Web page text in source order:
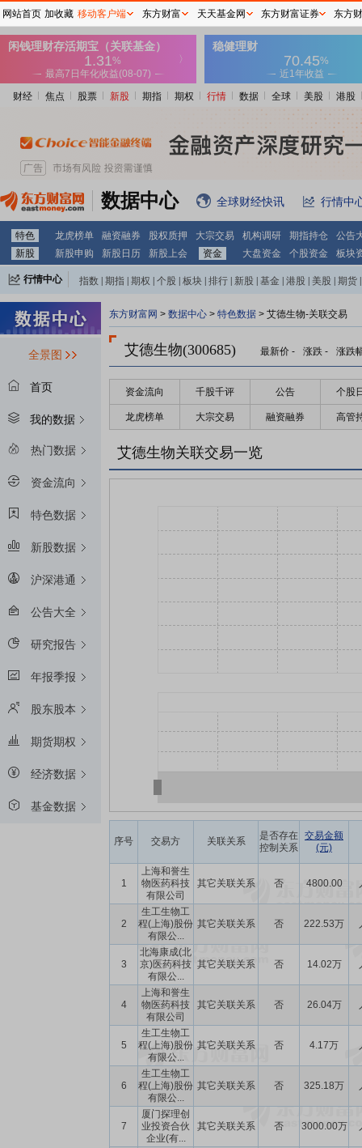
财经 焦点 股票 新股 期指 期权 行情 数据 全球 美股 港股
数据中心 全球财经快讯 行情中
特色 龙虎榜单 融资融券 股权质押 大宗交易 机构调研 期指持仓
公告
新股
新股申购 新股日历 新股上会 资金 大盘资金 个股资金 板块
行情中心 指数 期指 期权 个股 板块 排行 新股 基金 港股 美股 期货
全景图
首页
我的数据
热门数据
资金流向
特色数据
新股数据
沪深港通
公告大全
研究报告
年报季报
股东股本
期货期权
经济数据
基金数据
东方财富网 > 数据中心 > 特色数据 > 艾德生物-关联交易
艾德生物(300685) 最新价 - 涨跌 - 涨跌
资金流向 千股千评 公告 个股
龙虎榜单 大宗交易 融资融券 高管
艾德生物关联交易一览
序号 交易方 关联关系
是否存在
控制关系
交易金额
(元)
1
上海和誉生
物医药科技
有限公司
其它关联关系 否 4800.00
2
生工生物工
程(上海)股份
有限公...
其它关联关系 否 222.53万
3
北海康成(北
京)医药科技
有限公...
其它关联关系 否 14.02万
4
上海和誉生
物医药科技
有限公司
其它关联关系 否 26.04万
5
生工生物工
程(上海)股份
有限公...
其它关联关系 否 4.17万
6
生工生物工
程(上海)股份
有限公...
其它关联关系 否 325.18万
7
厦门探理创
业投资合伙
企业(有...
其它关联关系 否 3000.00万
网站首页 加收藏 移动客户端 东方财富 天天基金网 东方财富证券 东方